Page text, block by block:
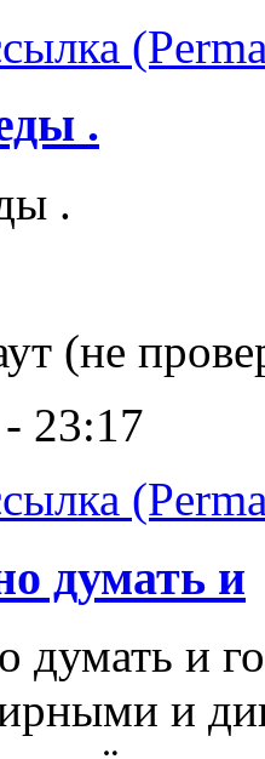
.
.
(не
23:17
думать и
и
и